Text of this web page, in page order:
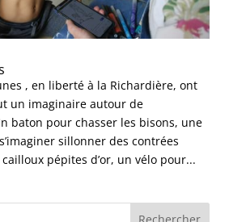
, en liberté à la Richardière, ont
un imaginaire autour de
baton pour chasser les bisons, une
sillonner des contrées
pépites d’or, un vélo pour...